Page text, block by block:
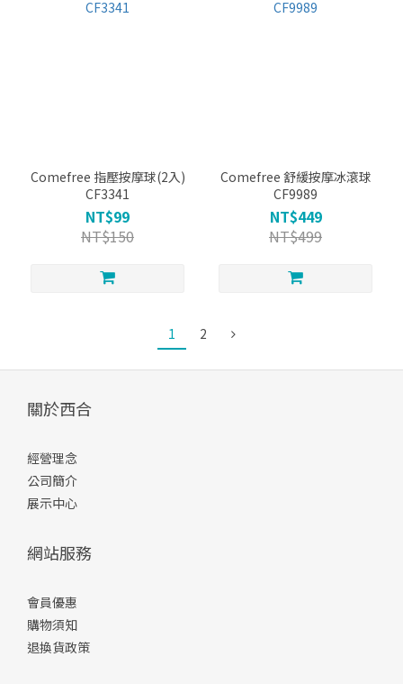
Comefree 指壓按摩球(2入)
CF3341
NT$99
NT$150
Comefree 舒緩按摩冰滾球
CF9989
NT$449
NT$499
1 2
關於西合
經營理念
公司簡介
展示中心
網站服務
會員優惠
購物須知
退換貨政策